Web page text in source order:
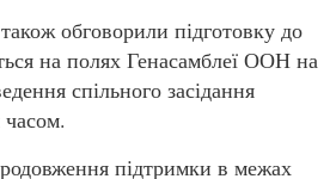
обговорили підготовку до
на полях Генасамблеї ООН на
спільного засідання
підтримки в межах